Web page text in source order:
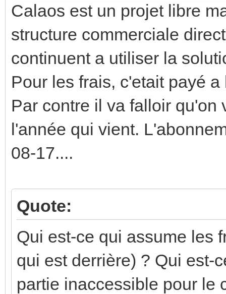
Calaos est un projet libre
structure commerciale
continuent a utiliser la
Pour les frais, c'etait payé
Par contre il va falloir qu'on
l'année qui vient.
08-17....
Quote:
Qui est-ce qui assume les
qui est derrière) ? Qui est-
partie inaccessible pour le